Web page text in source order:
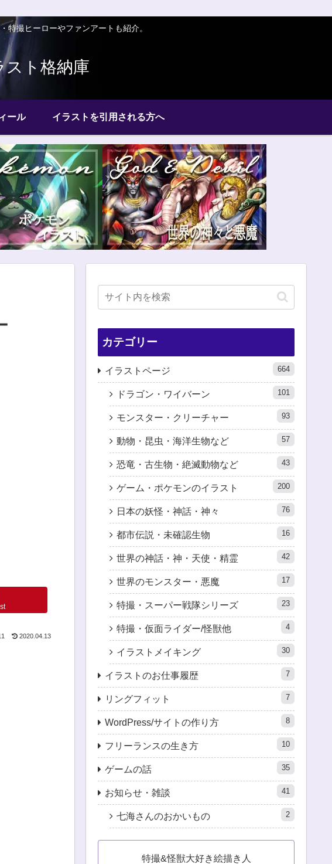
特撮ヒーローやファンアートも紹介。
スト格納庫
ール イラストを引用される方へ
2020.04.13
カテゴリー
イラストページ 664
ドラゴン・ワイバーン 101
モンスター・クリーチャー 93
動物・昆虫・海洋生物など 57
恐竜・古生物・絶滅動物など 43
ゲーム・ポケモンのイラスト 200
日本の妖怪・神話・神々 76
都市伝説・未確認生物 16
世界の神話・神・天使・精霊 42
世界のモンスター・悪魔 17
特撮・スーパー戦隊シリーズ 23
特撮・仮面ライダー/怪獣他 4
イラストメイキング 30
イラストのお仕事履歴 7
リングフィット 7
WordPress/サイトの作り方 8
フリーランスの生き方 10
ゲームの話 35
お知らせ・雑談 41
七海さんのおかいもの 2
特撮&怪獣大好き絵描き人